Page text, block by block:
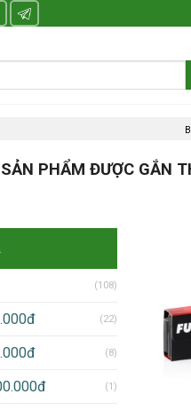
SẢN PHẨM ĐƯỢC GẮN
(108)
(22)
(8)
(1)